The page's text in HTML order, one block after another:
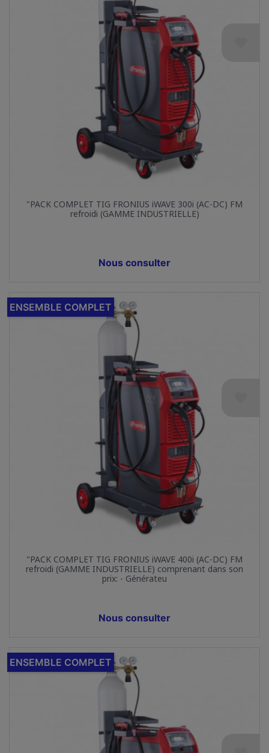
"PACK COMPLET TIG FRONIUS iWAVE 300i (AC-DC) FM
refroidi (GAMME INDUSTRIELLE)
Prix
Nous consulter
"PACK COMPLET TIG FRONIUS iWAVE 400i (AC-DC) FM
refroidi (GAMME INDUSTRIELLE) comprenant dans son
prix: - Générateu
Prix
Nous consulter
ENSEMBLE COMPLET
ENSEMBLE COMPLET